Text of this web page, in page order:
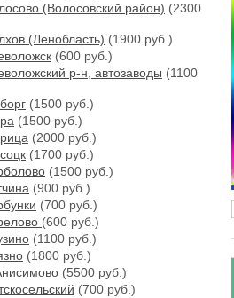
(Волосовский район) (2300
(Ленобласть) (1900 руб.)
(600 руб.)
р-н, автозаводы (1100
(1500 руб.)
(1500 руб.)
(2000 руб.)
(1700 руб.)
(1500 руб.)
(900 руб.)
(700 руб.)
(600 руб.)
(1100 руб.)
(1800 руб.)
(5500 руб.)
(700 руб.)